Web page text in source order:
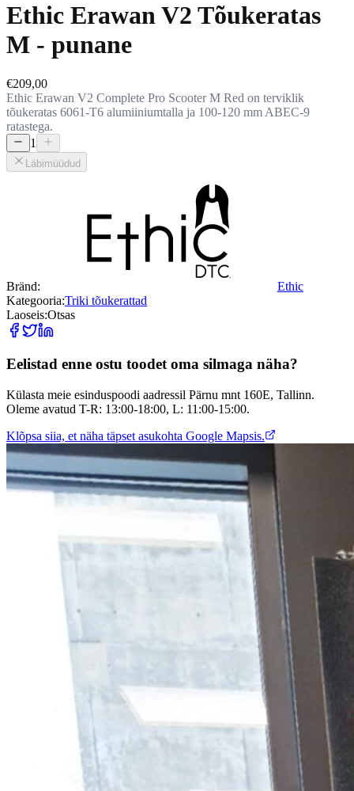
Ethic Erawan V2 Tõukeratas
M - punane
€209,00
Ethic Erawan V2 Complete Pro Scooter M Red on terviklik
tõukeratas 6061-T6 alumiiniumtalla ja 100-120 mm ABEC-9
ratastega.
1
Läbimüüdud
Bränd:
Ethic
Kategooria:Triki tõukerattad
Laoseis:Otsas
Eelistad enne ostu toodet oma silmaga näha?
Külasta meie esinduspoodi aadressil Pärnu mnt 160E, Tallinn.
Oleme avatud T-R: 13:00-18:00, L: 11:00-15:00.
Klõpsa siia, et näha täpset asukohta Google Mapsis.